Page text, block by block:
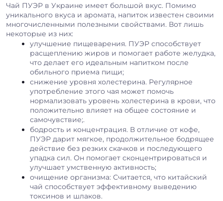
Чай ПУЭР в Украине имеет большой вкус. Помимо
уникального вкуса и аромата, напиток известен своими
многочисленными полезными свойствами. Вот лишь
некоторые из них:
улучшение пищеварения. ПУЭР способствует
расщеплению жиров и помогает работе желудка,
что делает его идеальным напитком после
обильного приема пищи;
снижение уровня холестерина. Регулярное
употребление этого чая может помочь
нормализовать уровень холестерина в крови, что
положительно влияет на общее состояние и
самочувствие;.
бодрость и концентрация. В отличие от кофе,
ПУЭР дарит мягкое, продолжительное бодрящее
действие без резких скачков и последующего
упадка сил. Он помогает сконцентрироваться и
улучшает умственную активность;
очищение организма: Считается, что китайский
чай способствует эффективному выведению
токсинов и шлаков.